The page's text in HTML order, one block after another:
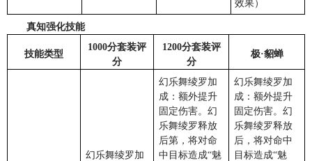
效果）
真知强化技能
技能类型
1000分套装评
分
1200分套装评
分
极·貂蝉
幻乐舞绫罗加
幻乐舞绫罗加
成：额外提升
固定伤害。幻
乐舞绫罗释放
后第，将对命
中目标造成“魅
幻乐舞绫罗加
成：额外提升
固定伤害。幻
乐舞绫罗释放
后，将对命中
目标造成“魅